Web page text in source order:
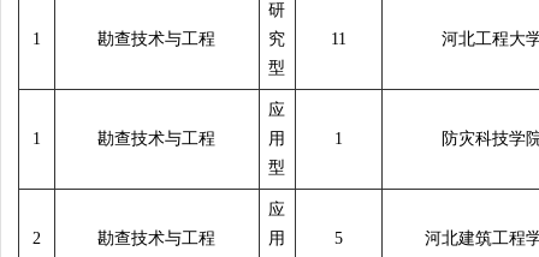
1 勘查技术与工程
研
究
型
11 河北工程大
1 勘查技术与工程
应
用
型
1 防灾科技学
2 勘查技术与工程
应
用
5 河北建筑工程